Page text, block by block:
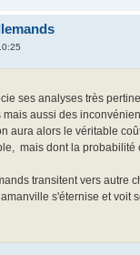
ses analyses très
aussi des
aura alors le véritable
mais dont la
transitent vers
s'éternise et voit